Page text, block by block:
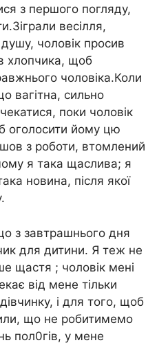
з першого погляду,
весілля,
чоловік просив
хлопчика, щоб
чоловіка.Коли
вагітна, сильно
поки чоловік
оголосити йому цю
з роботи, втомлений
я така щаслива; я
новина, після якої
з завтрашнього дня
для дитини. Я теж не
щастя ; чоловік мені
від мене тільки
і для того, щоб
що не робитимемо
пол0гів, у мене